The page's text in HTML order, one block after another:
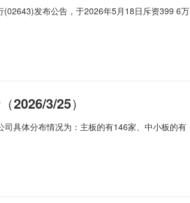
(02643)发布公告，于2026年5月18日斥资399 6万
2026/3/25）
司具体分布情况为：主板的有146家、中小板的有